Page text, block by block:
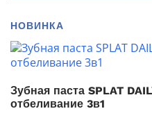
НОВИНКА
Зубная паста SPLAT
отбеливание 3в1